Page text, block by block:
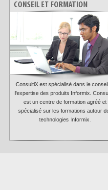
CONSEIL ET FORMATION
ConsultiX est spécialisé dans le
l'expertise des produits Informix.
est un centre de formation agréé et
spécialisé sur les formations autour
technologies Informix.